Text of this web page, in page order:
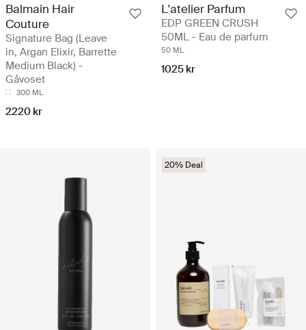
Balmain Hair
Couture
Signature Bag (Leave
in, Argan Elixir, Barrette
Medium Black) -
Gåvoset
300 ML
2220 kr
L'atelier Parfum
EDP GREEN CRUSH
50ML - Eau de parfum
50 ML
1025 kr
20% Deal